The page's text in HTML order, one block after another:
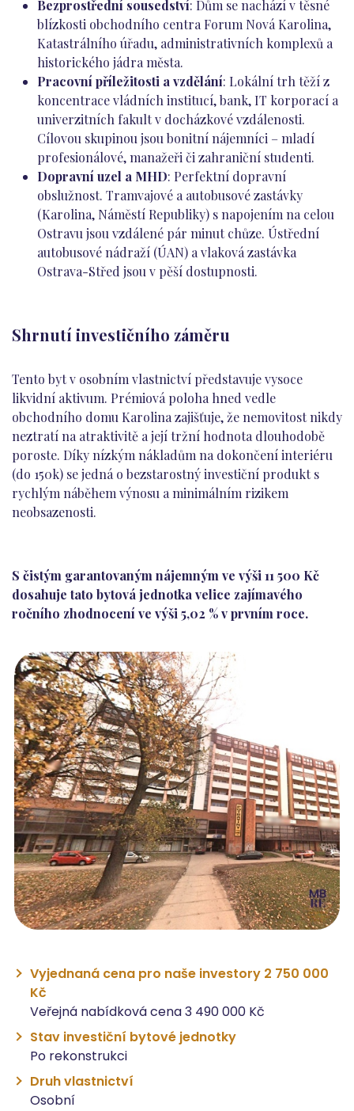
Bezprostřední sousedství: Dům se nachází v těsné
blízkosti obchodního centra Forum Nová Karolina,
Katastrálního úřadu, administrativních komplexů a
historického jádra města.
Pracovní příležitosti a vzdělání: Lokální trh těží z
koncentrace vládních institucí, bank, IT korporací a
univerzitních fakult v docházkové vzdálenosti.
Cílovou skupinou jsou bonitní nájemníci – mladí
profesionálové, manažeři či zahraniční studenti.
Dopravní uzel a MHD: Perfektní dopravní
obslužnost. Tramvajové a autobusové zastávky
(Karolina, Náměstí Republiky) s napojením na celou
Ostravu jsou vzdálené pár minut chůze. Ústřední
autobusové nádraží (ÚAN) a vlaková zastávka
Ostrava-Střed jsou v pěší dostupnosti.
Shrnutí investičního záměru
Tento byt v osobním vlastnictví představuje vysoce
likvidní aktivum. Prémiová poloha hned vedle
obchodního domu Karolina zajišťuje, že nemovitost nikdy
neztratí na atraktivitě a její tržní hodnota dlouhodobě
poroste. Díky nízkým nákladům na dokončení interiéru
(do 150k) se jedná o bezstarostný investiční produkt s
rychlým náběhem výnosu a minimálním rizikem
neobsazenosti.
S čistým garantovaným nájemným ve výši 11 500 Kč
dosahuje tato bytová jednotka velice zajímavého
ročního zhodnocení ve výši 5,02 % v prvním roce.
Vyjednaná cena pro naše investory 2 750 000
Kč
Veřejná nabídková cena 3 490 000 Kč
Stav investiční bytové jednotky
Po rekonstrukci
Druh vlastnictví
Osobní